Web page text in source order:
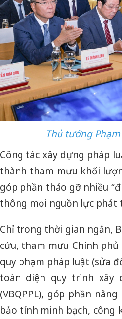
Thủ tướng
Công tác xây dựng pháp
thành tham mưu khối
góp phần tháo gỡ nhiều
thông mọi nguồn lực phát
Chỉ trong thời gian ngắn,
cứu, tham mưu Chính
quy phạm pháp luật (sửa
toàn diện quy trình xây
(VBQPPL), góp phần
bảo tính minh bạch, công